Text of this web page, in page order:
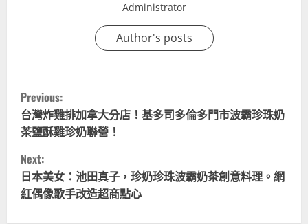
Administrator
Author's posts
C
o
n
t
i
Previous:
台灣炸雞排加拿大分店！基多司多倫多門市波霸珍珠奶
茶鹽酥雞珍奶聯營！
Next:
日本美女：池田真子，珍奶珍珠波霸奶茶創意料理。網
紅偶像歌手改造超商點心